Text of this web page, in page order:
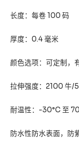
长度：每卷 100 码
厚度：0.4 毫米
颜色选项：可定制，
拉伸强度：2100 牛/
耐温性：-30°C 至
防水性防水表面，防